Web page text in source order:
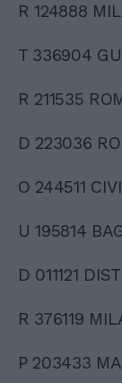
R 124888
T 336904
R 211535
D 223036
O 244511
U 195814
D 011121
R 376119
P 203433